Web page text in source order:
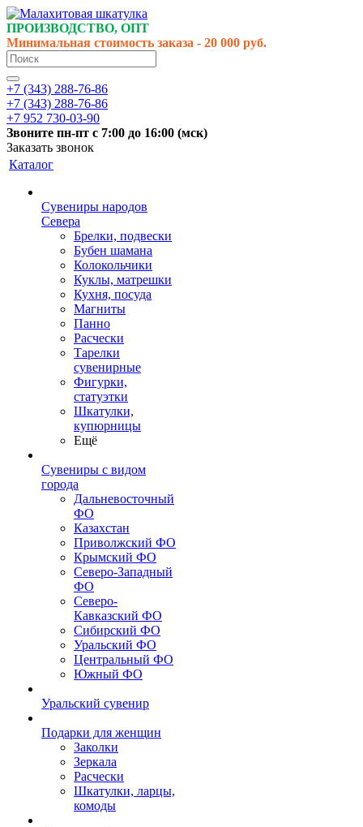
ПРОИЗВОДСТВО, ОПТ
Минимальная стоимость заказа - 20 000 руб.
+7 (343) 288-76-86
+7 (343) 288-76-86
+7 952 730-03-90
Звоните пн-пт с 7:00 до 16:00 (мск)
Заказать звонок
Каталог
Сувениры народов
Севера
Брелки, подвески
Бубен шамана
Колокольчики
Куклы, матрешки
Кухня, посуда
Магниты
Панно
Расчески
Тарелки
сувенирные
Фигурки,
статуэтки
Шкатулки,
купюрницы
Ещё
Сувениры с видом
города
Дальневосточный
ФО
Казахстан
Приволжский ФО
Крымский ФО
Северо-Западный
ФО
Северо-
Кавказский ФО
Сибирский ФО
Уральский ФО
Центральный ФО
Южный ФО
Уральский сувенир
Подарки для женщин
Заколки
Зеркала
Расчески
Шкатулки, ларцы,
комоды